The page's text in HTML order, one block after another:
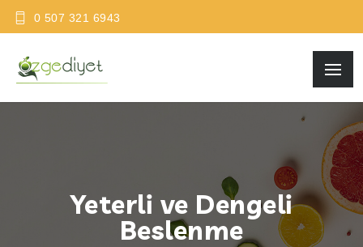
0 507 321 6943
Yeterli ve Dengeli
Beslenme